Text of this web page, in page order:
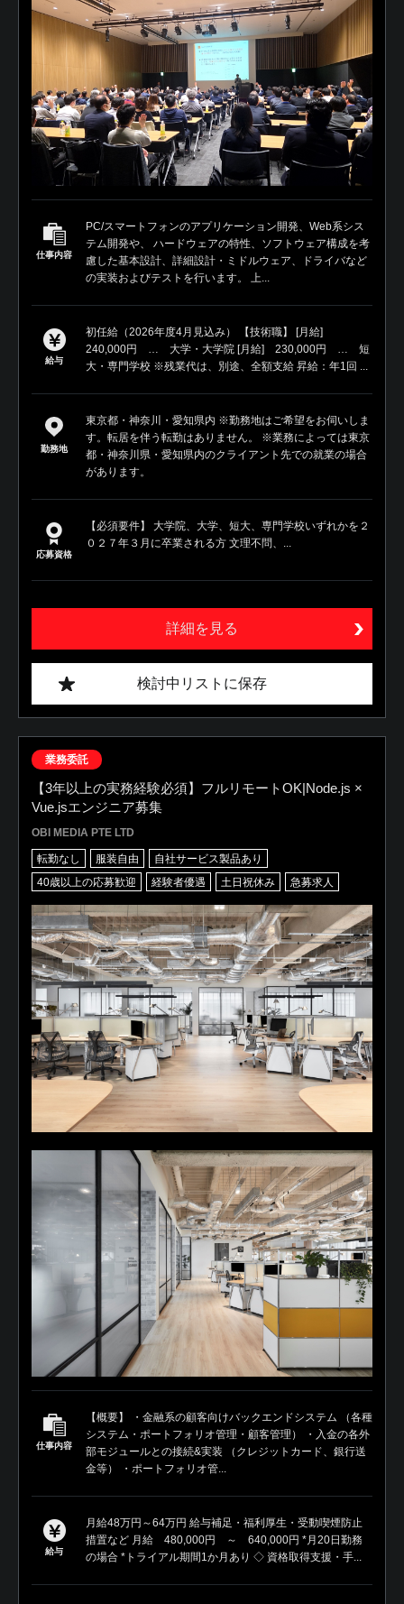
仕事内容
PC/スマートフォンのアプリケーション開発、Web系シス
テム開発や、 ハードウェアの特性、ソフトウェア構成を考
慮した基本設計、詳細設計・ミドルウェア、ドライバなど
の実装およびテストを行います。 上...
給与
初任給（2026年度4月見込み） 【技術職】 [月給]
240,000円 … 大学・大学院 [月給] 230,000円 … 短
大・専門学校 ※残業代は、別途、全額支給 昇給：年1回 ...
勤務地
東京都・神奈川・愛知県内 ※勤務地はご希望をお伺いしま
す。転居を伴う転勤はありません。 ※業務によっては東京
都・神奈川県・愛知県内のクライアント先での就業の場合
があります。
応募資格
【必須要件】 大学院、大学、短大、専門学校いずれかを２
０２７年３月に卒業される方 文理不問、...
詳細を見る
検討中リストに保存
業務委託
【3年以上の実務経験必須】フルリモートOK|Node.js ×
Vue.jsエンジニア募集
OBI MEDIA PTE LTD
転勤なし 服装自由
自社サービス製品あり
40歳以上の応募歓迎
経験者優遇 土日祝休み 急募求人
仕事内容
【概要】 ・金融系の顧客向けバックエンドシステム （各種
システム・ポートフォリオ管理・顧客管理） ・入金の各外
部モジュールとの接続&実装 （クレジットカード、銀行送
金等） ・ポートフォリオ管...
給与
月給48万円～64万円 給与補足・福利厚生・受動喫煙防止
措置など 月給 480,000円 ～ 640,000円 *月20日勤務
の場合 *トライアル期間1か月あり ◇ 資格取得支援・手...